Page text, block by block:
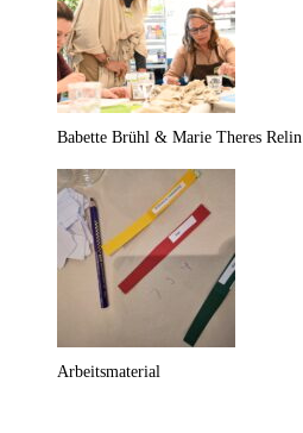
Babette Brühl & Marie Theres Relin
Arbeitsmaterial